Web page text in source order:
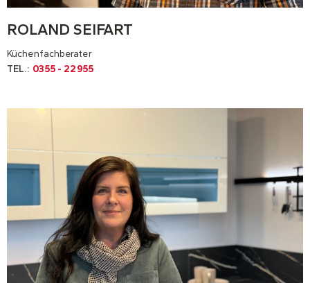
ROLAND SEIFART
Küchenfachberater
TEL.: 0355 - 22955